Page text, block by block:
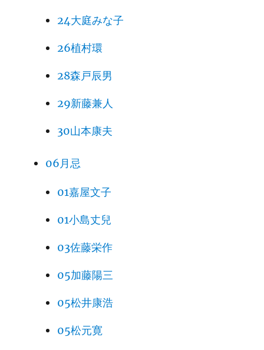
24大庭みな子
26植村環
28森戸辰男
29新藤兼人
30山本康夫
06月忌
01嘉屋文子
01小島丈兒
03佐藤栄作
05加藤陽三
05松井康浩
05松元寛